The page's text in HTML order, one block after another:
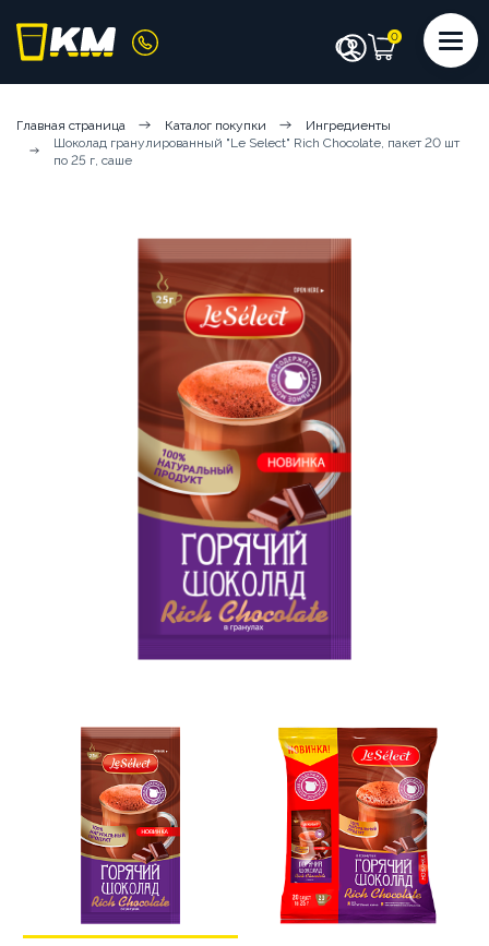
КОФЕМАШИНЫ СИРОПЫ
АКСЕССУАРЫ БАРИСТА
ПОСУДА И КРЫШКИ ЧАЙ
АРЕНДА КОФЕМАШИН
КОФЕМАШИНЫ НА СУХИХ ИНГРЕДИЕНТАХ
КОФЕМАШИНЫ НА ЦЕЛЬНОМ МОЛОКЕ
ТРАДИЦИОННЫЕ ЭСПРЕССО-МАШИНЫ
О КОМПАНИИ ВАКАНСИИ ОТЗЫВЫ
СЕРВИСНЫЙ ЦЕНТР
ВВОД В ЭКСПЛУАТАЦИЮ
СЕРВИС И РЕМОНТ ГАРАНТИЯ
УСЛОВИЯ ВОЗВРАТА
Главная страница Каталог покупки
Ингредиенты
Шоколад гранулированный "Le Select" Rich Chocolate, пакет 20 шт
по 25 г, саше